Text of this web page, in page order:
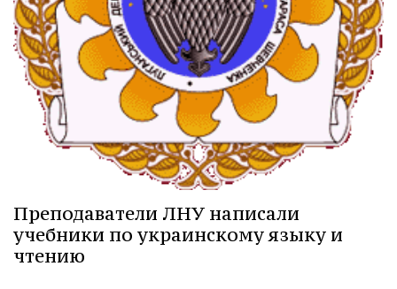
Преподаватели ЛНУ написали
учебники по украинскому языку и
чтению